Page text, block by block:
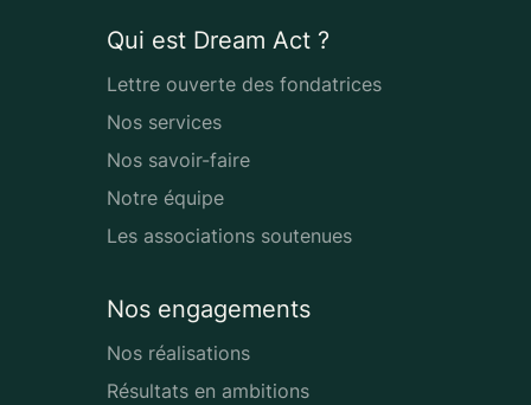
Qui est Dream Act ?
Lettre ouverte des fondatrices
Nos services
Nos savoir-faire
Notre équipe
Les associations soutenues
Nos engagements
Nos réalisations
Résultats en ambitions